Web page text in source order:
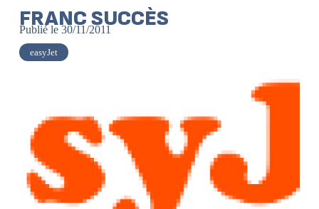
FRANC SUCCÈS
Publié le 30/11/2011
easyJet